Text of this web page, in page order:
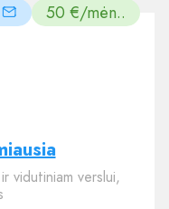
50 €/mėn..
vidutiniam verslui,